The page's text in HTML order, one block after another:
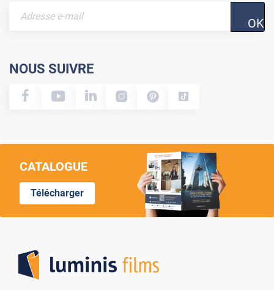
OK
NOUS SUIVRE
CATALOGUE
Télécharger